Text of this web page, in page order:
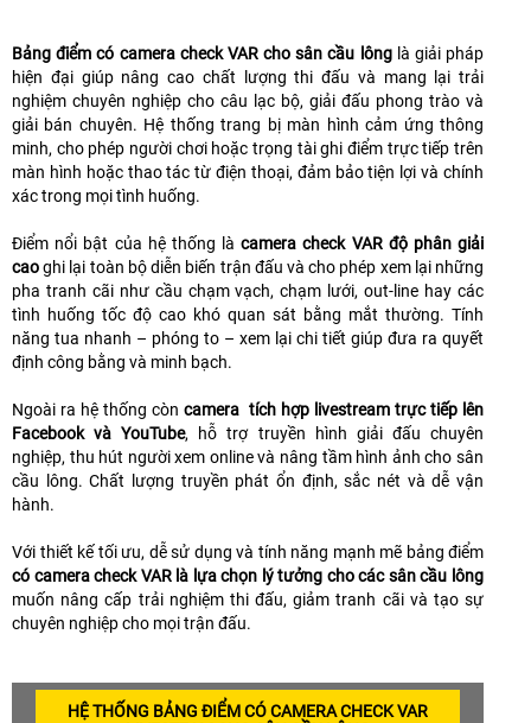
Bảng điểm có camera check VAR cho sân cầu lônglà giải pháp
hiện đại giúp nâng cao chất lượng thi đấu và mang lại trải
nghiệm chuyên nghiệp cho câu lạc bộ, giải đấu phong trào và
giải bán chuyên. Hệ thống trang bị màn hình cảm ứng thông
minh, cho phép người chơi hoặc trọng tài ghi điểm trực tiếp trên
màn hình hoặc thao tác từ điện thoại, đảm bảo tiện lợi và chính
xác trong mọi tình huống.
Điểm nổi bật của hệ thống là camera check VAR độ phân giải
caoghi lại toàn bộ diễn biến trận đấu và cho phép xem lại những
pha tranh cãi như cầu chạm vạch, chạm lưới, out-line hay các
tình huống tốc độ cao khó quan sát bằng mắt thường. Tính
năng tua nhanh – phóng to – xem lại chi tiết giúp đưa ra quyết
định công bằng và minh bạch.
Ngoài ra hệ thống còn camera tích hợp livestream trực tiếp lên
Facebook và YouTube, hỗ trợ truyền hình giải đấu chuyên
nghiệp, thu hút người xem online và nâng tầm hình ảnh cho sân
cầu lông. Chất lượng truyền phát ổn định, sắc nét và dễ vận
hành.
Với thiết kế tối ưu, dễ sử dụng và tính năng mạnh mẽ bảng điểm
có camera check VAR là lựa chọn lý tưởng cho các sân cầu lông
muốn nâng cấp trải nghiệm thi đấu, giảm tranh cãi và tạo sự
chuyên nghiệp cho mọi trận đấu.
HỆ THỐNG BẢNG ĐIỂM CÓ CAMERA CHECK VAR